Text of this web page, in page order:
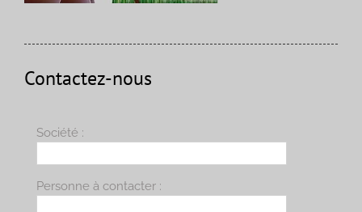
Contactez-nous
Société :
Personne à contacter :